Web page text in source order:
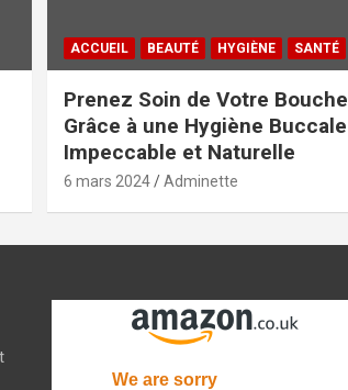
ACCUEIL BEAUTÉ HYGIÈNE SANTÉ
Prenez Soin de Votre Bouche
Grâce à une Hygiène Buccale
Impeccable et Naturelle
6 mars 2024 Adminette